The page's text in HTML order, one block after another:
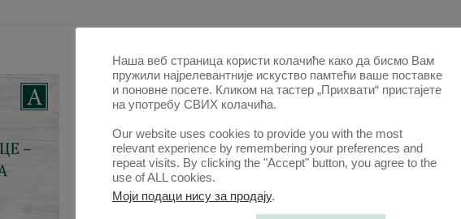
ВАНБРАЧНE ЗАЈЕДНИЦE – КАНОНСКОПРАВНА
ПЕРСПЕКТИВА
30. АПР. 2014. АНАЛИ 2014 | ВОЛ 62 | 12014-ЧЛАНЦИ,АНАЛИ 62–1-
ЧЛАНЦИ,СВИ ЧЛАНЦИ ОД 2014
Наша веб страница користи колачиће како да бисмо Вам
пружили најрелевантније искуство памтећи ваше поставке
и поновне посете. Кликом на тастер „Прихвати“ пристајете
на употребу СВИХ колачића.
Our website uses cookies to provide you with the most
relevant experience by remembering your preferences and
repeat visits. By clicking the "Accept" button, you agree to the
use of ALL cookies.
Моји подаци нису за продају.